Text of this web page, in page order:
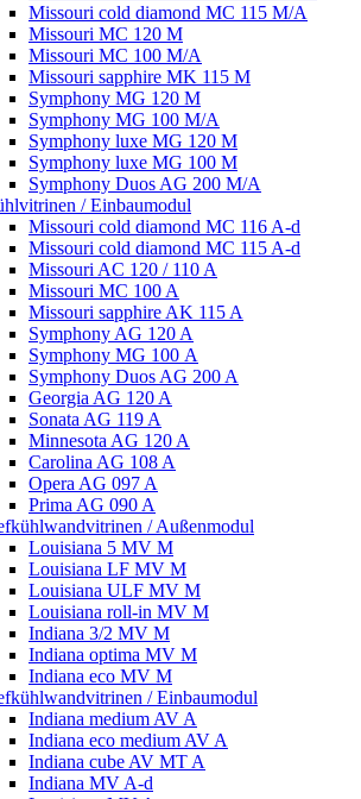
Missouri cold diamond MC 115 M/A
Missouri MC 120 M
Missouri MC 100 M/A
Missouri sapphire MK 115 M
Symphony MG 120 M
Symphony MG 100 M/А
Symphony luxe MG 120 M
Symphony luxe MG 100 M
Symphony Duos AG 200 M/A
/ Einbaumodul
Missouri cold diamond MC 116 A-d
Missouri cold diamond MC 115 A-d
Missouri AC 120 / 110 A
Missouri MC 100 A
Missouri sapphire AK 115 A
Symphony AG 120 A
Symphony MG 100 А
Symphony Duos AG 200 A
Georgia AG 120 A
Sonata AG 119 A
Minnesota AG 120 A
Carolina AG 108 A
Opera AG 097 A
Prima AG 090 A
/ Außenmodul
Louisiana 5 MV M
Louisiana LF MV M
Louisiana ULF MV M
Louisiana roll-in MV M
Indiana 3/2 MV M
Indiana optima MV M
Indiana eco MV M
/ Einbaumodul
Indiana medium AV A
Indiana eco medium AV A
Indiana cube AV MT A
Indiana MV A-d